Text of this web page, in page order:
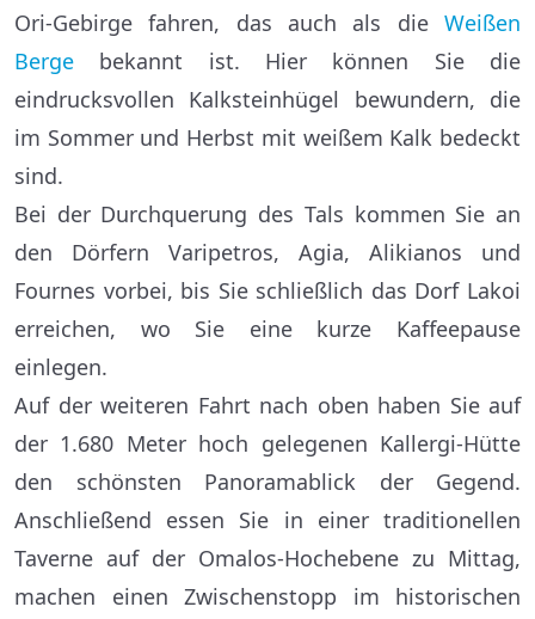
Ori-Gebirge fahren, das auch als die Weißen
Berge bekannt ist. Hier können Sie die
eindrucksvollen Kalksteinhügel bewundern, die
im Sommer und Herbst mit weißem Kalk bedeckt
sind.
Bei der Durchquerung des Tals kommen Sie an
den Dörfern Varipetros, Agia, Alikianos und
Fournes vorbei, bis Sie schließlich das Dorf Lakoi
erreichen, wo Sie eine kurze Kaffeepause
einlegen.
Auf der weiteren Fahrt nach oben haben Sie auf
der 1.680 Meter hoch gelegenen Kallergi-Hütte
den schönsten Panoramablick der Gegend.
Anschließend essen Sie in einer traditionellen
Taverne auf der Omalos-Hochebene zu Mittag,
machen einen Zwischenstopp im historischen